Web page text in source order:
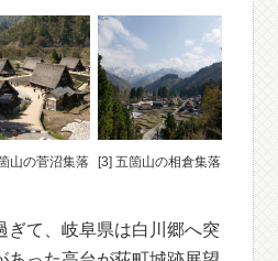
山の菅沼集落 [3] 五箇山の相倉集落
ぎて、岐阜県は白川郷へ突